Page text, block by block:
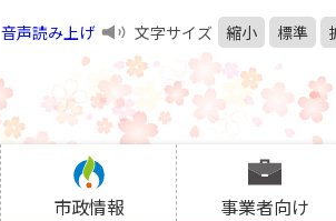
音声読み上げ 文字サイズ 縮小 標準
市政情報 事業者向け